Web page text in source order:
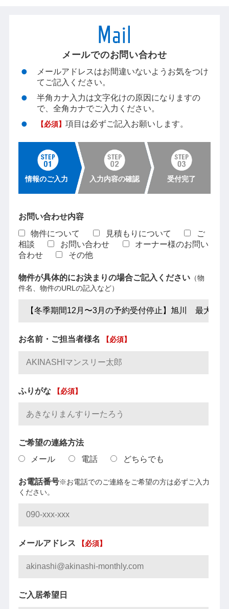
メールでのお問い合わせ
メールアドレスはお間違いないようお気をつけ
てご記入ください。
半角カナ入力は文字化けの原因になりますの
で、全角カナでご入力ください。
【必須】 項目は必ずご記入お願いします。
情報のご入力 入力内容の確認 受付完了
お問い合わせ内容
物件について
見積もりについて
ご
相談
お問い合わせ
オーナー様のお問い
合わせ
その他
物件が具体的にお決まりの場合ご記入ください（物
件名、物件のURLの記入など）
お名前・ご担当者様名 【必須】
ふりがな 【必須】
ご希望の連絡方法
メール
電話 どちらでも
お電話番号※お電話でのご連絡をご希望の方は必ずご入力
ください。
メールアドレス 【必須】
ご入居希望日